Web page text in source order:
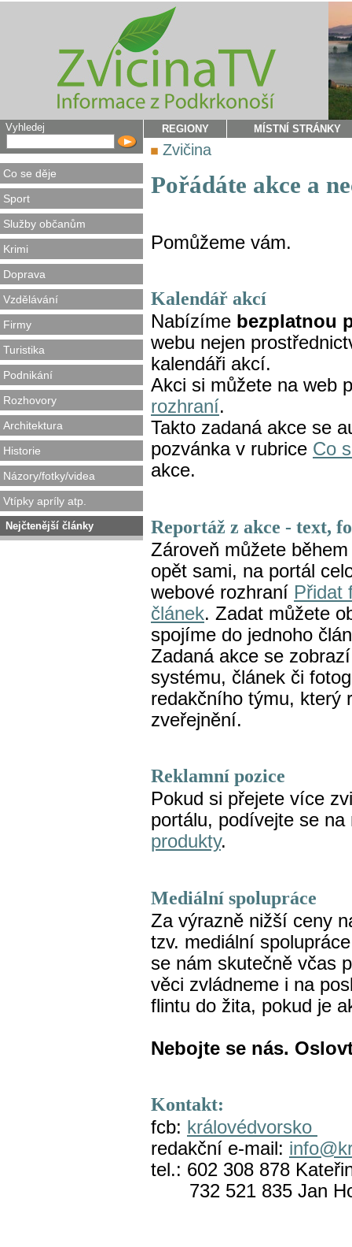
Vyhledej
Co se děje
Sport
Služby občanům
Krimi
Doprava
Vzdělávání
Firmy
Turistika
Podnikání
Rozhovory
Architektura
Historie
Názory/fotky/videa
Vtípky apríly atp.
Nejčtenější články
REGIONY MÍSTNÍ STRÁNKY
Zvičina
Pořádáte akce a
Pomůžeme vám.
Kalendář akcí
Nabízíme bezplatnou
webu nejen
kalendáři akcí.
Akci si můžete na web
rozhraní.
Takto zadaná akce se
pozvánka v rubrice Co
akce.
Reportáž z akce - text,
Zároveň můžete
opět sami, na portál
webové rozhraní Přidat
článek. Zadat můžete
spojíme do jednoho
Zadaná akce se
systému, článek či
redakčního týmu, který
zveřejnění.
Reklamní pozice
Pokud si přejete více
portálu, podívejte se
produkty.
Mediální spolupráce
Za výrazně nižší ceny
tzv. mediální
se nám skutečně včas
věci zvládneme i na
flintu do žita, pokud je
Nebojte se nás.
Kontakt:
fcb: královédvorsko
redakční e-mail:
tel.: 602 308 878
732 521 835 Jan